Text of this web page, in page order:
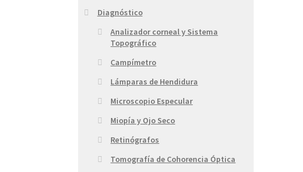
Diagnóstico
Analizador corneal y Sistema
Topográfico
Campímetro
Lámparas de Hendidura
Microscopio Especular
Miopía y Ojo Seco
Retinógrafos
Tomografía de Cohorencia Óptica